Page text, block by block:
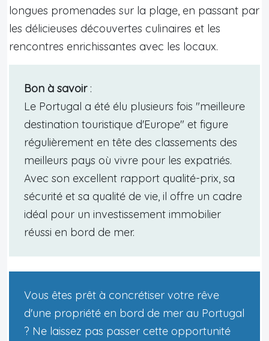
longues promenades sur la plage, en passant par
les délicieuses découvertes culinaires et les
rencontres enrichissantes avec les locaux.
Bon à savoir:
Le Portugal a été élu plusieurs fois "meilleure
destination touristique d'Europe" et figure
régulièrement en tête des classements des
meilleurs pays où vivre pour les expatriés.
Avec son excellent rapport qualité-prix, sa
sécurité et sa qualité de vie, il offre un cadre
idéal pour un investissement immobilier
réussi en bord de mer.
Vous êtes prêt à concrétiser votre rêve
d'une propriété en bord de mer au Portugal
? Ne laissez pas passer cette opportunité